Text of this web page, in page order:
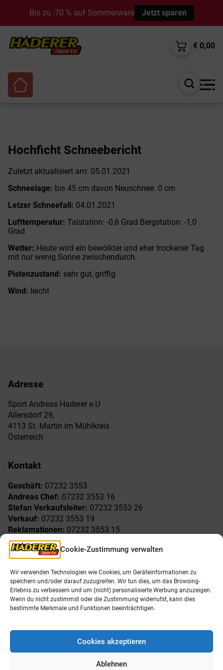
Cookie-Zustimmung verwalten
Wir verwenden Technologien wie Cookies, um Geräteinformationen zu
speichern und/oder darauf zuzugreifen. Wir tun dies, um das Browsing-
Erlebnis zu verbessern und um (nicht) personalisierte Werbung anzuzeigen.
Wenn du nicht zustimmst oder die Zustimmung widerrufst, kann dies
bestimmte Merkmale und Funktionen beeinträchtigen.
Cookies akzeptieren
Ablehnen
Bis zu -70 % auf Sommerware Jetzt sparen
€ 0,00
Suche
Hochficht Schneebericht
Zuletzt aktualisiert am: 05.01.2021
Schneelage: bis 45 cm davon Neuschnee: 0 cm
Letzer Schneefall: 04.01.2021
Lufttemperatur: Talstation: -0,6 Grad Bergstation: -1,0
Grad
Wetter: Heute wird ein bewölkter und eher trockener Tag
mit nur wenig Sonne zwischendurch.
Pistenzustand: sehr gut, griffig
Wind: leicht
Adresse
Sport Andreas Haderer e.U
Allersdorf 29,
4113 St. Martin im Mühlkreis
Österreich
Kontakt
Geschäft: 07232 3553
Andreas Chef: 07232 3553 16
Stefan Verkaufsleiter: 07232 3553 26
Verkauf: 07232 3553 19
Reklamationen: 07232 3553 15
Freude am Sport
AGB
Impressum
Datenschutzerklärung
Öffnungszeiten
Unser Team
Shop
Karriere